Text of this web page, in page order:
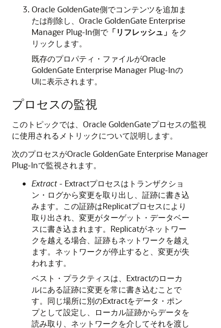
Oracle GoldenGate側でコンテンツを追加ま
たは削除し、 Oracle GoldenGate Enterprise
Manager Plug-In側で「リフレッシュ」 をク
リックします。
既存のプロパティ・ファイルがOracle
GoldenGate Enterprise Manager Plug-Inの
UIに表示されます。
プロセスの監視
このトピックでは、 Oracle GoldenGateプロセスの監視
に使用されるメトリックについて説明します。
次のプロセスがOracle GoldenGate Enterprise Manager
Plug-Inで監視されます。
Extract - Extractプロセスはトランザクショ
ン・ログから変更を取り出し、証跡に書き込
みます。この証跡はReplicatプロセスにより
取り出され、変更がターゲット・データベー
スに書き込まれます。Replicatがネットワー
クを越える場合、証跡もネットワークを越え
ます。ネットワークが停止すると、変更が失
われます。
ベスト・プラクティスは、Extractのローカ
ルにある証跡に変更を常に書き込むことで
す。同じ場所に別のExtractをデータ・ポン
プとして設定し、ローカル証跡からデータを
読み取り、ネットワークを介してそれを渡し